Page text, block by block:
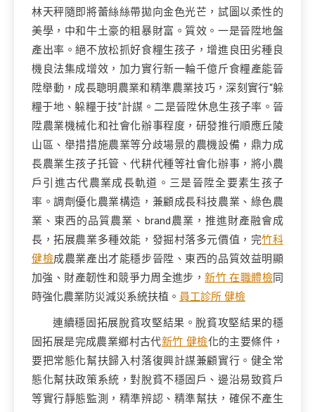
林天秤隨即將蕾絲絲帶拋向金色光芒，試圖以柔性的
美學，中和牛土豪的粗暴財富。質效。一是晉陞地盤
產出率。絕不放松抓好食糧生孩子，增進良田劣種良
機良法集成增效，加力實行新一輪千億斤食糧產能晉
陞舉動，成長聰明農業和精準農業技巧，深刻實行“躲
糧于地、躲糧于技”計謀。二是晉陞休息生孩子率。晉
陞農業機械化和社會化辦事程度，研發推行順應丘陵
山區、舉措措施農業等分歧場景的農機設備，鼎力成
長農業生孩子托管、代耕代種等社會化辦事，將小農
戶引進古代農業成長軌道。三是晉陞全要素生孩子
率。調劑優化農業構造，兼顧成長科技農業、綠色農
業、東西的品質農業、brand農業，推進財產融會成
長，拓展農業多種效能，發掘村落多元價值，完竹科
健檢成農業產出才能穩步晉陞、東西的品質效益明顯
加強、財產韌性和競爭力周全進步，新竹 在職體檢同
時強化農業防災減災系統扶植。 員工診所 健檢
連續穩固拓展脫貧攻堅結果。脫貧攻堅結果的穩
固拓展是完成農業鄉村古代新竹 健檢化的主要條件，
要把常態化幫扶歸入村落復興計謀兼顧實行。健全常
態化幫扶政策系統，對脫貧不穩固戶、邊沿易致貧戶
等實行靜態監測，精準辨認、精準幫扶，確保不產生